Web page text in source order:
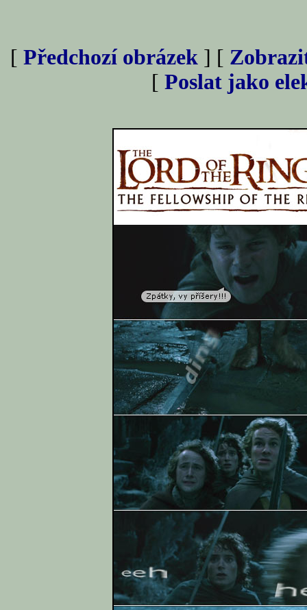
[ Předchozí obrázek ] [
[ Poslat jako